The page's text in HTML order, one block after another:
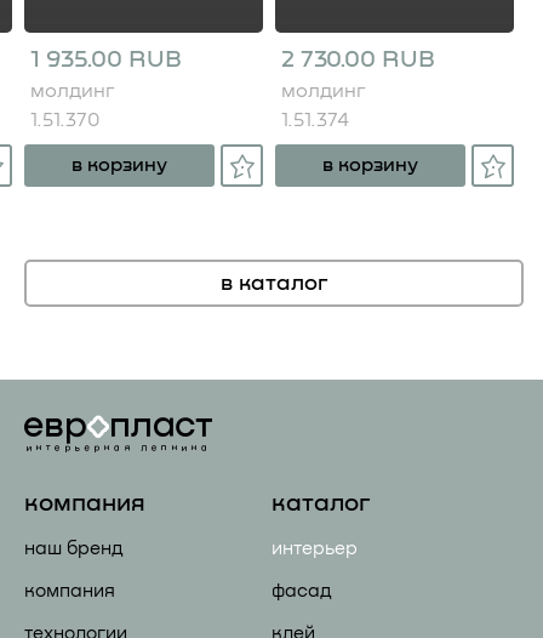
1 935.00 RUB
молдинг
1.51.370
в корзину
2 730.00 RUB
молдинг
1.51.374
в корзину
в каталог
компания
наш бренд
компания
технологии
каталог
интерьер
фасад
клей